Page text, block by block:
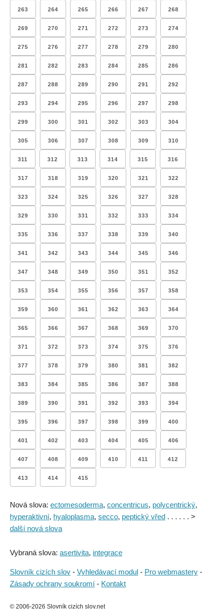
263 264 265 266 267 268
269 270 271 272 273 274
275 276 277 278 279 280
281 282 283 284 285 286
287 288 289 290 291 292
293 294 295 296 297 298
299 300 301 302 303 304
305 306 307 308 309 310
311 312 313 314 315 316
317 318 319 320 321 322
323 324 325 326 327 328
329 330 331 332 333 334
335 336 337 338 339 340
341 342 343 344 345 346
347 348 349 350 351 352
353 354 355 356 357 358
359 360 361 362 363 364
365 366 367 368 369 370
371 372 373 374 375 376
377 378 379 380 381 382
383 384 385 386 387 388
389 390 391 392 393 394
395 396 397 398 399 400
401 402 403 404 405 406
407 408 409 410 411 412
413 414 415
Nová slova: ectomesoderma, concentricus, polycentrický,
hyperaktivní, hyaloplasma, secco, peptický vřed . . . . . . >
další nová slova
Vybraná slova: asertivita, integrace
Slovník cizích slov - Vyhledávací modul - Pro webmastery -
Zásady ochrany soukromí - Kontakt
© 2006-2026 Slovník cizích slov.net